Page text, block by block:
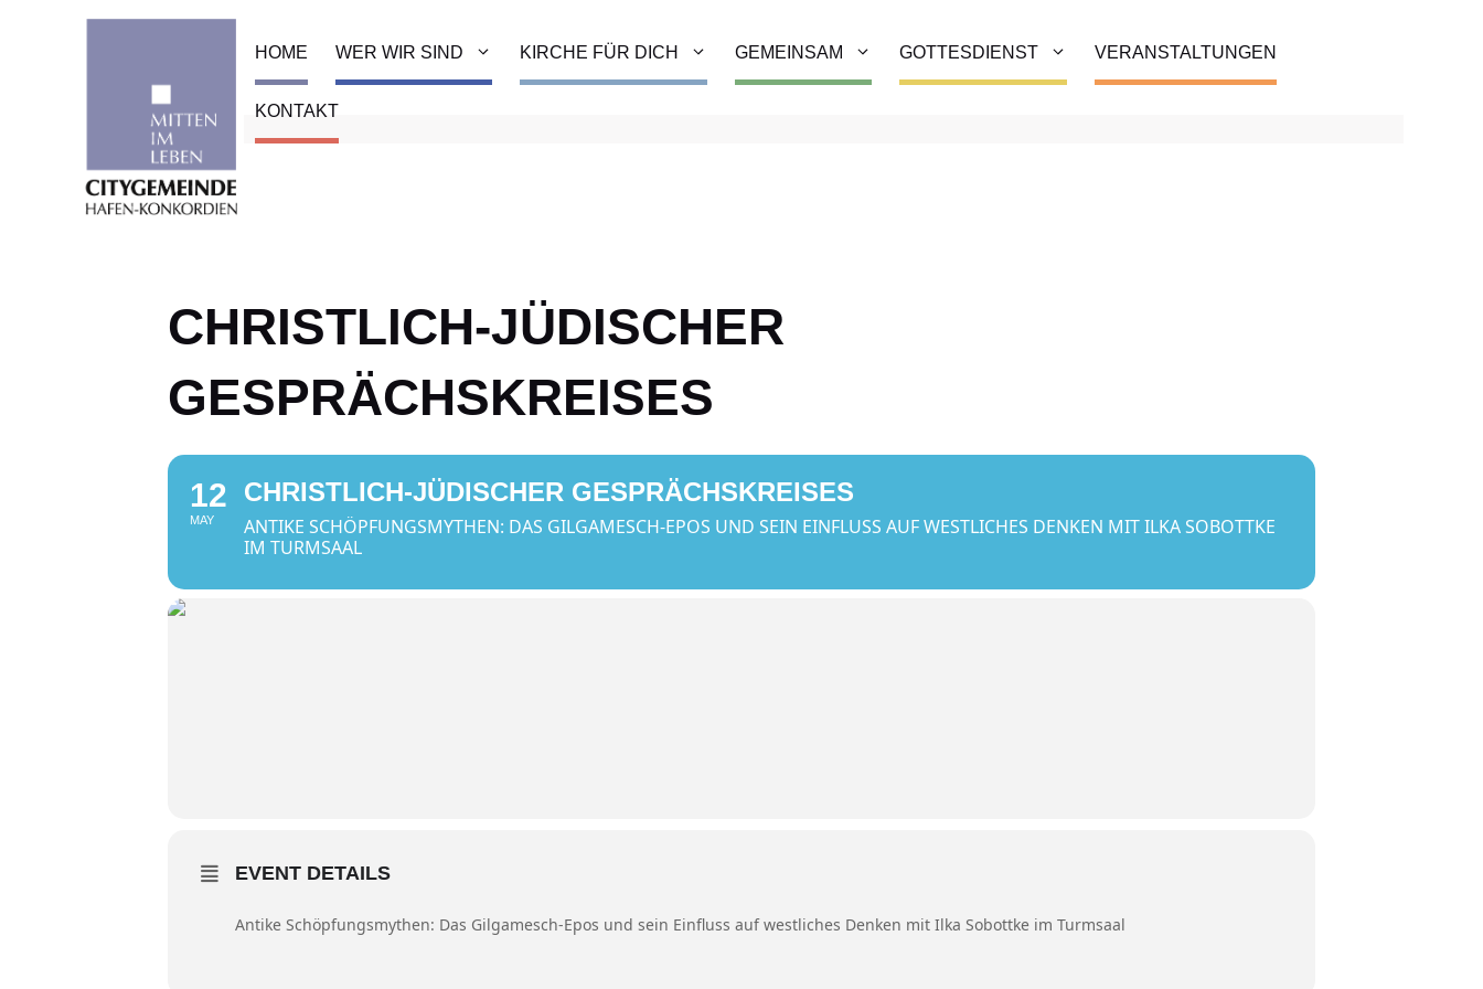
HOME WER WIR SIND KIRCHE FÜR DICH GEMEINSAM GOTTESDIENST VERANSTALTUNGEN
KONTAKT
CHRISTLICH-JÜDISCHER
GESPRÄCHSKREISES
12
MAY
CHRISTLICH-JÜDISCHER GESPRÄCHSKREISES
ANTIKE SCHÖPFUNGSMYTHEN: DAS GILGAMESCH-EPOS UND SEIN EINFLUSS AUF WESTLICHES DENKEN MIT ILKA SOBOTTKE
IM TURMSAAL
EVENT DETAILS
Antike Schöpfungsmythen: Das Gilgamesch-Epos und sein Einfluss auf westliches Denken mit Ilka Sobottke im Turmsaal